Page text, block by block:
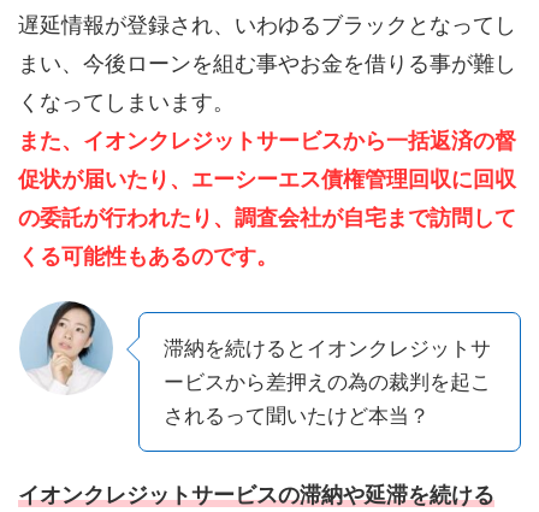
遅延情報が登録され、いわゆるブラックとなってし
まい、今後ローンを組む事やお金を借りる事が難し
くなってしまいます。
また、イオンクレジットサービスから一括返済の督
促状が届いたり、エーシーエス債権管理回収に回収
の委託が行われたり、調査会社が自宅まで訪問して
くる可能性もあるのです。
滞納を続けるとイオンクレジットサ
ービスから差押えの為の裁判を起こ
されるって聞いたけど本当？
イオンクレジットサービスの滞納や延滞を続ける